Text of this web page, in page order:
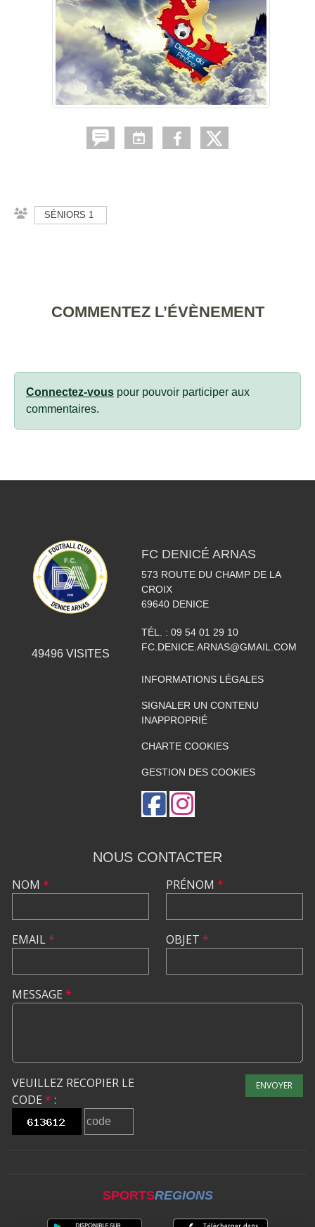
SÉNIORS 1
COMMENTEZ L’ÉVÈNEMENT
Connectez-vous pour pouvoir participer aux
commentaires.
49496VISITES
FC DENICÉ ARNAS
573 ROUTE DU CHAMP DE LA
CROIX
69640 DENICE
TÉL. : 09 54 01 29 10
FC.DENICE.ARNAS@GMAIL.COM
INFORMATIONS LÉGALES
SIGNALER UN CONTENU
INAPPROPRIÉ
CHARTE COOKIES
GESTION DES COOKIES
NOUS CONTACTER
NOM *
EMAIL*
PRÉNOM *
OBJET *
MESSAGE *
VEUILLEZ RECOPIER LE
CODE * :
ENVOYER
SPORTSREGIONS